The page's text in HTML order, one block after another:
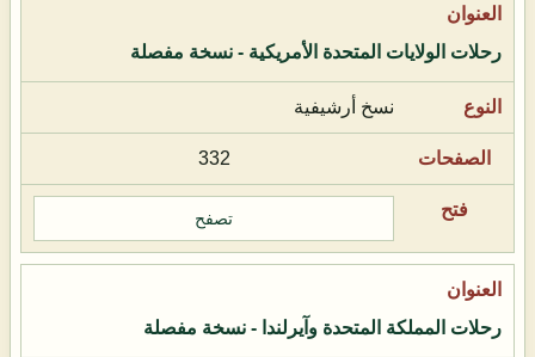
رحلات الولايات المتحدة الأمريكية - نسخة مفصلة
نسخ أرشيفية
332
تصفح
رحلات المملكة المتحدة وآيرلندا - نسخة مفصلة